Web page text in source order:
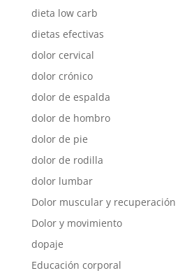
dieta low carb
dietas efectivas
dolor cervical
dolor crónico
dolor de espalda
dolor de hombro
dolor de pie
dolor de rodilla
dolor lumbar
Dolor muscular y recuperación
Dolor y movimiento
dopaje
Educación corporal